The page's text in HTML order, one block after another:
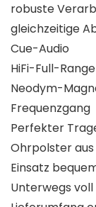
robuste
gleichzeitige
Cue-Audio
HiFi-Full-
Neodym-
Frequenzgang
Perfekter
Ohrpolster
Einsatz
Unterwegs